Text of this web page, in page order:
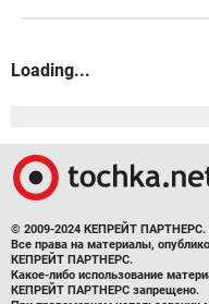
Loading...
© 2009-2024 КЕПРЕЙТ
Все права на материалы,
КЕПРЕЙТ ПАРТНЕРС.
Какое-либо использование
КЕПРЕЙТ ПАРТНЕРС запрещено.